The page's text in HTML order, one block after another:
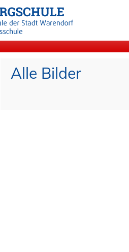
Alle Bilder